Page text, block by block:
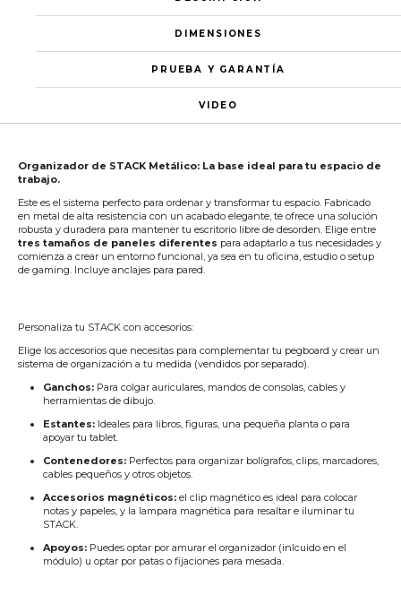
DIMENSIONES
PRUEBA Y GARANTÍA
VIDEO
Organizador de STACK Metálico: La base ideal para tu espacio de
trabajo.
Este es el sistema perfecto para ordenar y transformar tu espacio. Fabricado
en metal de alta resistencia con un acabado elegante, te ofrece una solución
robusta y duradera para mantener tu escritorio libre de desorden. Elige entre
tres tamaños de paneles diferentes para adaptarlo a tus necesidades y
comienza a crear un entorno funcional, ya sea en tu oficina, estudio o setup
de gaming. Incluye anclajes para pared.
Personaliza tu STACK con accesorios:
Elige los accesorios que necesitas para complementar tu pegboard y crear un
sistema de organización a tu medida (vendidos por separado).
Ganchos:Para colgar auriculares, mandos de consolas, cables y
herramientas de dibujo.
Estantes:Ideales para libros, figuras, una pequeña planta o para
apoyar tu tablet.
Contenedores:Perfectos para organizar bolígrafos, clips, marcadores,
cables pequeños y otros objetos.
Accesorios magnéticos:el clip magnético es ideal para colocar
notas y papeles, y la lampara magnética para resaltar e iluminar tu
STACK.
Apoyos:Puedes optar por amurar el organizador (inlcuido en el
módulo) u optar por patas o fijaciones para mesada.